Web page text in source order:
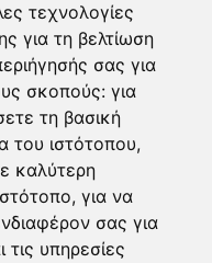
τεχνολογίες
για τη βελτίωση
σας για
σκοπούς: για
τη βασική
του ιστότοπου,
καλύτερη
, για να
σας για
τις υπηρεσίες
του σεισμού,
ισχυρές
πιθανόν
η υπηρεσία μέσω
μεγεθών ως
να συνεχιστούν